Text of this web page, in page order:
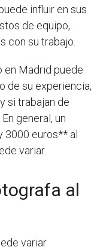
influir en sus
de equipo,
con su trabajo.
en Madrid puede
de su experiencia,
si trabajan de
general, un
euros** al
variar.
al
variar